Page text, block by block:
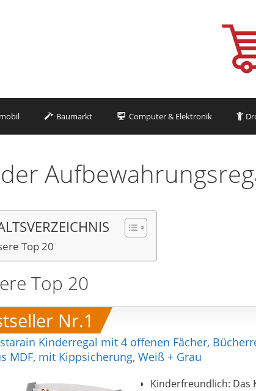
Baumarkt Computer & Elektronik
Top 20
Top 20
Nr.1
Kinderregal mit 4 offenen Fächer,
MDF, mit Kippsicherung, Weiß + Grau
Kinderfreundlich: Das